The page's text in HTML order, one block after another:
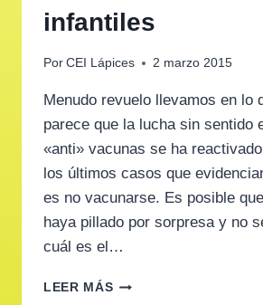
infantiles
Por CEI Lápices 2 marzo 2015
Menudo revuelo llevamos en lo
parece que la lucha sin sentido
«anti» vacunas se ha
los últimos casos que
es no vacunarse. Es posible
haya pillado por sorpresa y no
cuál es el…
LEER MÁSMIEDO